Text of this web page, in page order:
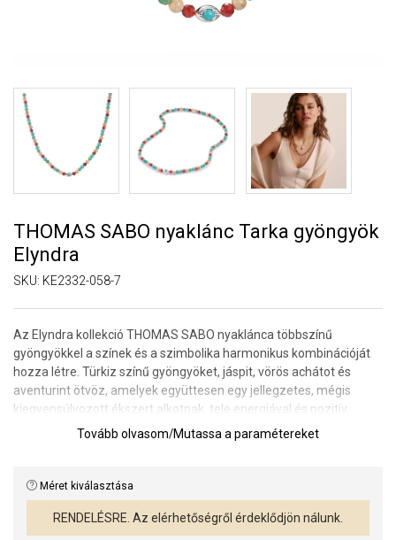
THOMAS SABO nyaklánc Tarka gyöngyök
Elyndra
SKU: KE2332-058-7
Az Elyndra kollekció THOMAS SABO nyaklánca többszínű
gyöngyökkel a színek és a szimbolika harmonikus kombinációját
hozza létre. Türkiz színű gyöngyöket, jáspit, vörös achátot és
aventurint ötvöz, amelyek együttesen egy jellegzetes, mégis
kiegyensúlyozott ékszert alkotnak, tele energiával és pozitív
rezgésekkel.
és a tiszta elmét szimbolizálja. Ez a részlet egy modern,
különleges jelentéssel bíró talizmán jellegét kölcsönzi a
Tovább olvasom/Mutassa a paramétereket
Méret kiválasztása
RENDELÉSRE. Az elérhetőségről érdeklődjön nálunk.